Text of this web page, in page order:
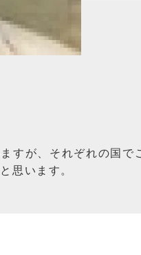
すが、それぞれの国
思います。